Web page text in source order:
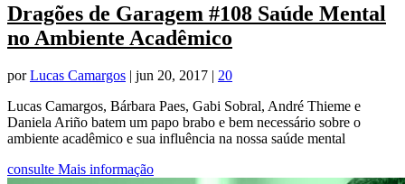
Dragões de Garagem #108 Saúde Mental
no Ambiente Acadêmico
porLucas Camargos | jun 20, 2017 | 20
Lucas Camargos, Bárbara Paes, Gabi Sobral, André Thieme e
Daniela Ariño batem um papo brabo e bem necessário sobre o
ambiente acadêmico e sua influência na nossa saúde mental
consulte Mais informação